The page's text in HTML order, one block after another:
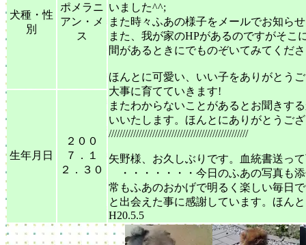
いました^^;
また時々ふあの様子をメールでお知ら
また、我が家のHPがあるのですがそこ
間があるときにでものぞいてみてくだ
ほんとに可愛い、いい子をありがとう
大事に育てていきます!
またわからないことがあるとお聞きす
いいたします。ほんとにありがとうご
///////////////////////////////////////////////////
矢野様、お久しぶりです。血統書送っ
・・・・・・・今日のふあの写真も
常もふあのおかげで明るく楽しい毎日
と出会えた事に感謝しています。ほ
H20.5.5
犬種・性
別
ポメラニ
アン・メ
ス
生年月日
２００
７．１
２．３０